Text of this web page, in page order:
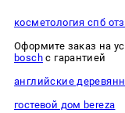
косметология спб
Оформите заказ на
boschс гарантией
английские
гостевой дом bereza